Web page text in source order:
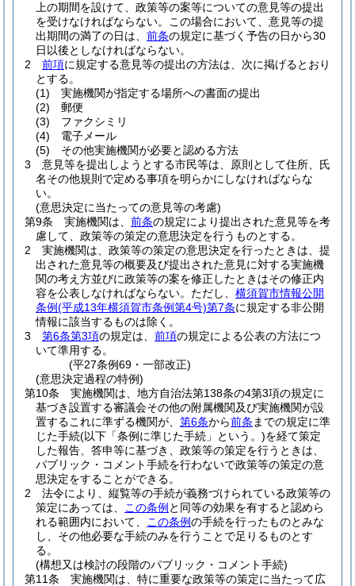
上の期間を設けて、政策等の案等についての意見等の提出
を受けなければならない。
この場合において、意見等の提
出期間の満了の日は、 前条の規定に基づく予告の日から30
日以後としなければならない。
2
前項に規定する意見等の提出の方法は、次に掲げるとおり
とする。
(1)
実施機関が指定する場所への書面の提出
(2)
郵便
(3)
ファクシミリ
(4)
電子メール
(5)
その他実施機関が必要と認める方法
3
意見等を提出しようとする市民等は、原則として住所、氏
名その他規則で定める事項を明らかにしなければならな
い。
(意思決定に当たっての意見等の考慮)
第9条
実施機関は、 前条の規定により提出された意見等を考
慮して、政策等の策定の意思決定を行うものとする。
2
実施機関は、政策等の策定の意思決定を行ったときは、提
出された意見等の概要及び提出された意見に対する実施機
関の考え方並びに政策等の案を修正したときはその修正内
容を公表しなければならない。 ただし、 横須賀市情報公開
条例(平成13年横須賀市条例第4号)第7条に規定する非公開
情報に該当するものは除く。
3
第6条第3項の規定は、 前項の規定による公表の方法につ
いて準用する。
(平27条例69・一部改正)
(意思決定過程の特例)
第10条
実施機関は、地方自治法第138条の4第3項の規定に
基づき設置する審議会その他の附属機関及び実施機関が設
置するこれに準ずる機関が、 第6条から前条 までの規定に準
じた手続(以下「条例に準じた手続」という。)を経て策定
した報告、答申等に基づき、政策等の策定を行うときは、
パブリック・コメント手続を行わないで政策等の策定の意
思決定をすることができる。
2
法令により、縦覧等の手続が義務づけられている政策等の
策定にあっては、
この条例 と同等の効果を有すると認めら
れる範囲内において、
この条例の手続を行ったものとみな
し、その他必要な手続のみを行うことで足りるものとす
る。
(構想又は検討の段階のパブリック・コメント手続)
第11条
実施機関は、特に重要な政策等の策定に当たって広